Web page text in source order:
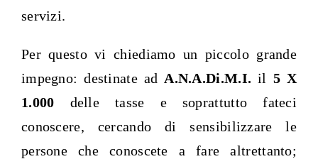
servizi.
Per questo vi chiediamo un piccolo grande
impegno: destinate ad A.N.A.Di.M.I. il 5 X
1.000 delle tasse e soprattutto fateci
conoscere, cercando di sensibilizzare le
persone che conoscete a fare altrettanto;